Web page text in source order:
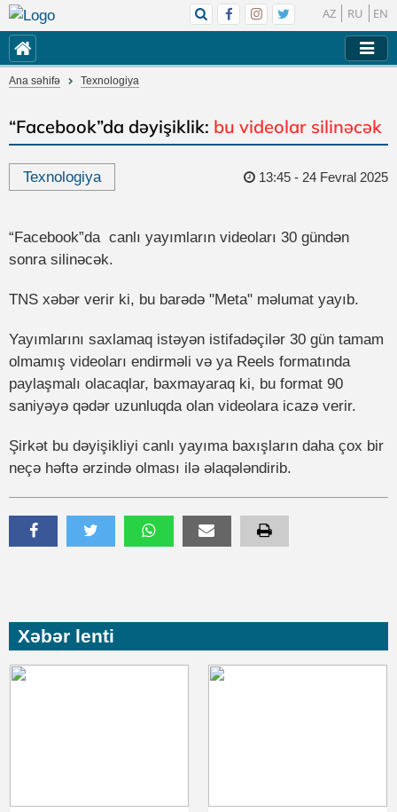
AZ RU EN
Ana səhifə Texnologiya
Xəbər lenti
“Facebook”da dəyişiklik: bu videolar silinəcək
Texnologiya 13:45 - 24 Fevral 2025
“Facebook”da canlı yayımların videoları 30 gündən
sonra silinəcək.
TNS xəbər verir ki, bu barədə "Meta" məlumat yayıb.
Yayımlarını saxlamaq istəyən istifadəçilər 30 gün tamam
olmamış videoları endirməli və ya Reels formatında
paylaşmalı olacaqlar, baxmayaraq ki, bu format 90
saniyəyə qədər uzunluqda olan videolara icazə verir.
Şirkət bu dəyişikliyi canlı yayıma baxışların daha çox bir
neçə həftə ərzində olması ilə əlaqələndirib.